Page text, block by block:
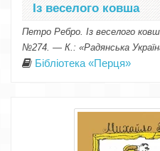
Із веселого ковша
Петро Ребро. Із веселого
№274. — К.: «Радянська
Бібліотека «Перця»